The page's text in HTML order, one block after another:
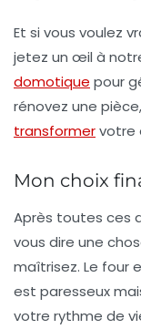
Et si vous voulez
jetez un œil à
domotique pour
rénovez une pièce,
transformervotre
Mon choix
Après toutes ces
vous dire une
maîtrisez. Le four
est paresseux
votre rythme de